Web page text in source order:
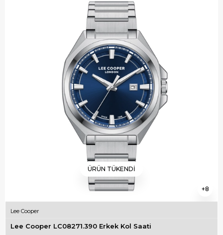
8
ÜRÜN TÜKENDI
Lee Cooper
Lee Cooper LC08271.390 Erkek Kol Saati